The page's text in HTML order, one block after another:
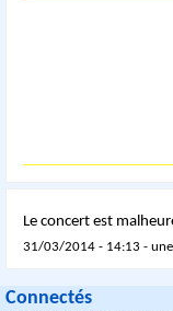
Le concert est
31/03/2014 - 14:13 -
Connectés